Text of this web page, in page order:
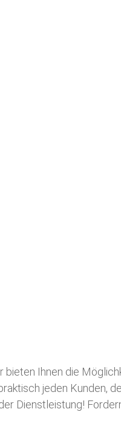
bieten Ihnen die
jeden Kunden,
Dienstleistung!